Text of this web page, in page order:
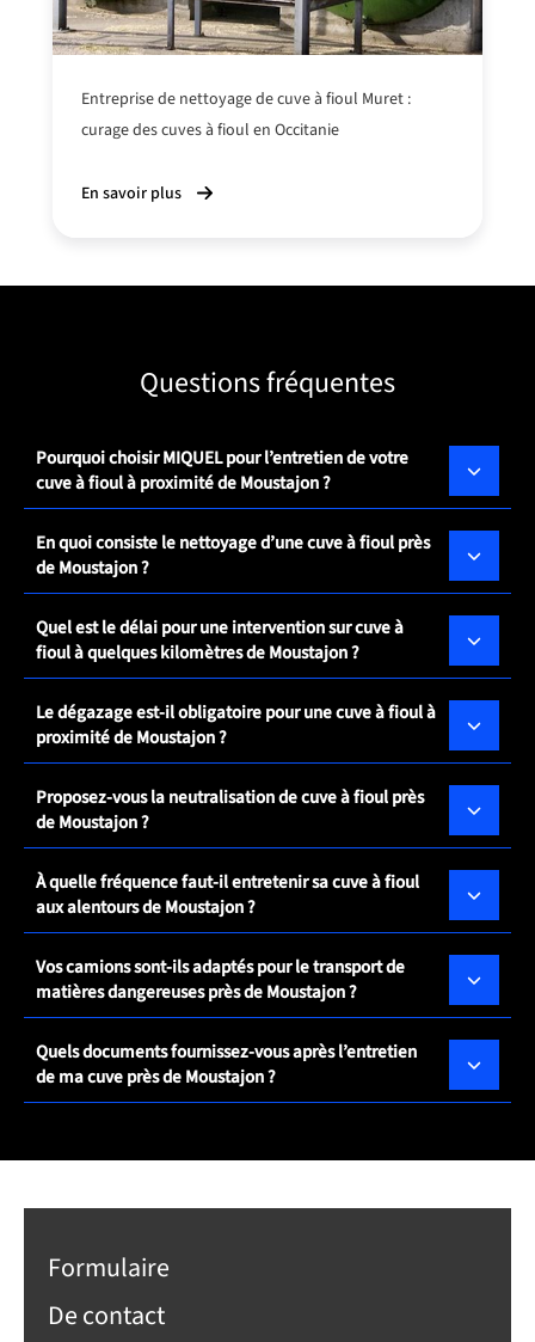
Entreprise de nettoyage de cuve à fioul Muret :
curage des cuves à fioul en Occitanie
En savoir plus
Questions fréquentes
Pourquoi choisir MIQUEL pour l’entretien de votre
cuve à fioul à proximité de Moustajon ?
En quoi consiste le nettoyage d’une cuve à fioul près
de Moustajon ?
Quel est le délai pour une intervention sur cuve à
fioul à quelques kilomètres de Moustajon ?
Le dégazage est-il obligatoire pour une cuve à fioul à
proximité de Moustajon ?
Proposez-vous la neutralisation de cuve à fioul près
de Moustajon ?
À quelle fréquence faut-il entretenir sa cuve à fioul
aux alentours de Moustajon ?
Vos camions sont-ils adaptés pour le transport de
matières dangereuses près de Moustajon ?
Quels documents fournissez-vous après l’entretien
de ma cuve près de Moustajon ?
Formulaire
De contact